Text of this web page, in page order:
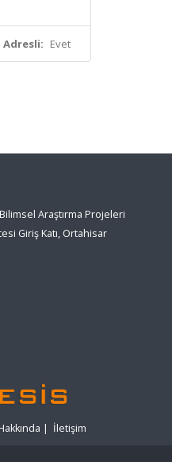
Evet
Araştırma Projeleri
Giriş Katı, Ortahisar
| İletişim